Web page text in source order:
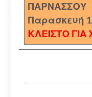
ΠΑΡΝΑΣΣΟΥ
Παρασκευή
ΚΛΕΙΣΤΟ